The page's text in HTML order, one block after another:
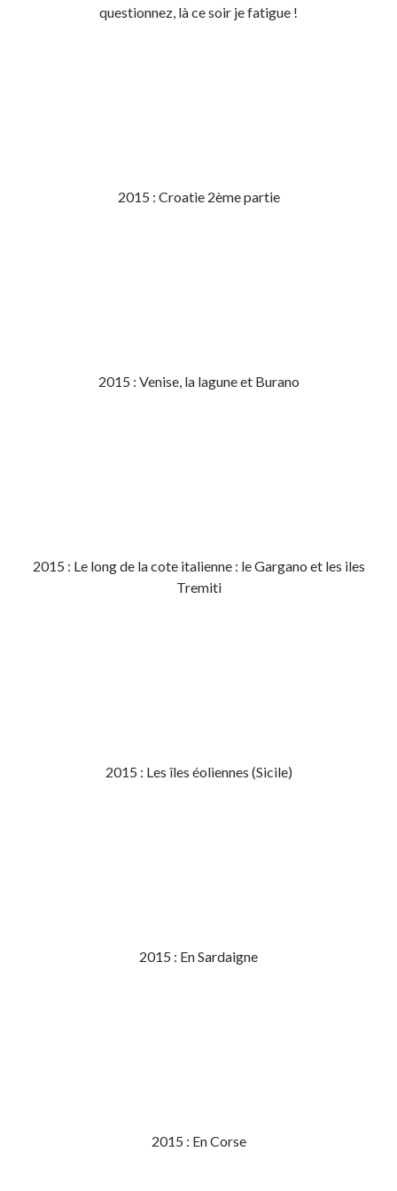
questionnez, là ce soir je fatigue !
2015 : Croatie 2ème partie
2015 : Venise, la lagune et Burano
2015 : Le long de la cote italienne : le Gargano et les iles
Tremiti
2015 : Les îles éoliennes (Sicile)
2015 : En Sardaigne
2015 : En Corse